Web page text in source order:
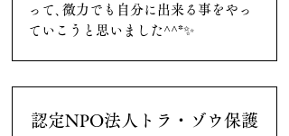
って､微力でも自分に出来る事をやっ
ていこうと思いました^^*✨
認定NPO法人トラ・ゾウ保護